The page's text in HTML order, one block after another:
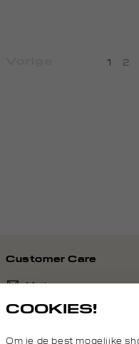
1 2
Customer Care
Mail ons
COOKIES!
Om je de best mogelijke